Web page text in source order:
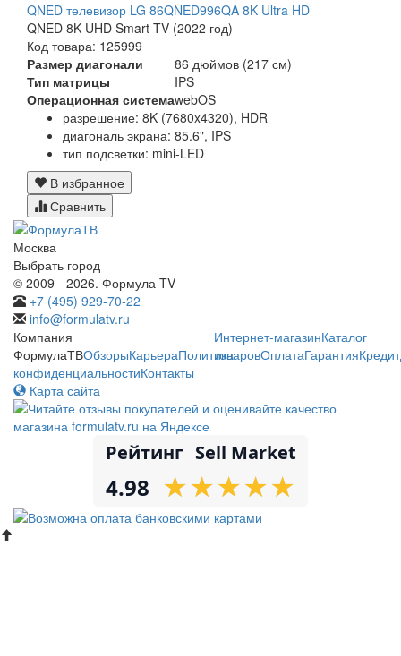
QNED телевизор LG 86QNED996QA 8K Ultra HD
QNED 8K UHD Smart TV (2022 год)
Код товара: 125999
Размер диагонали
86 дюймов (217 см)
Тип матрицы
IPS
Операционная системаwebOS
разрешение: 8K (7680x4320), HDR
диагональ экрана: 85.6", IPS
тип подсветки: mini-LED
В избранное
Сравнить
Москва
Выбрать город
© 2009 - 2026. Формула TV
+7 (495) 929-70-22
info@formulatv.ru
Компания
ФормулаТВОбзорыКарьераПолитика
конфиденциальностиКонтакты
Интернет-магазинКаталог
товаровОплатаГарантияКредит
Карта сайта
Рейтинг Sell Market
4.98 ★
★★
★★
★★
★★
★